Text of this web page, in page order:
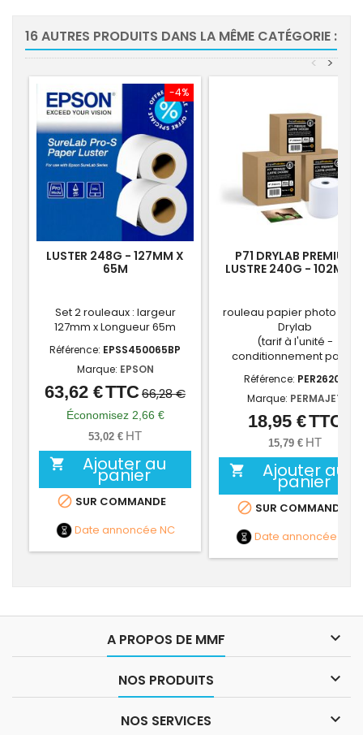
16 AUTRES PRODUITS DANS LA MÊME CATÉGORIE :
>
<
-4%
LUSTER 248G - 127MM X
65M
Set 2 rouleaux : largeur
127mm x Longueur 65m
Référence: EPSS450065BP
Marque: EPSON
Prix
Prix
de
base
63,62 €TTC66,28 €
Économisez 2,66 €
53,02 € HT
 Ajouter au
panier
 SUR COMMANDE
Date annoncée NC
P71 DRYLAB PREMIUM
LUSTRE 240G - 102MM
rouleau papier photo
Drylab
(tarif à l'unité -
conditionnement par 4)
Référence: PER26200
Marque: PERMAJET
Prix
18,95 €TTC
15,79 € HT
 Ajouter au
panier
 SUR COMMANDE
Date annoncée
A PROPOS DE MMF 
NOS PRODUITS 
NOS SERVICES 